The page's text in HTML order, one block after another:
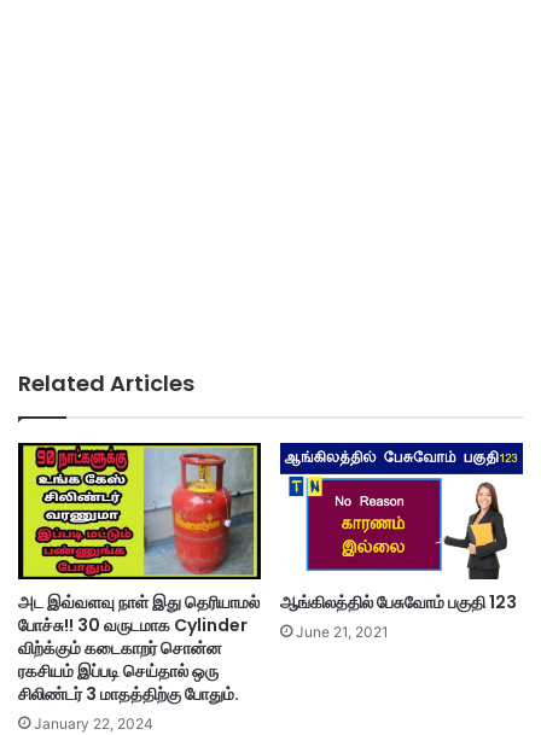
Related Articles
அட இவ்வளவு நாள் இது தெரியாமல்
போச்சு!! 30 வருடமாக Cylinder
விற்க்கும் கடைகாறர் சொன்ன
ரகசியம் இப்படி செய்தால் ஒரு
சிலிண்டர் 3 மாதத்திற்கு போதும்.
January 22, 2024
ஆங்கிலத்தில் பேசுவோம் பகுதி 123
June 21, 2021